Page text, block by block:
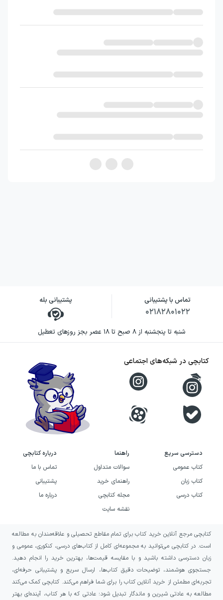
تماس با پشتیبانی
۰۲۱۸۲۸۰۱۰۲۲
پشتیبانی بله
شنبه تا پنجشنبه از ۸ صبح تا ۱۸ عصر بجز روزهای تعطیل
دسترسی سریع
کتاب عمومی
کتاب زبان
کتاب درسی
راهنما
سوالات متداول
راهنمای خرید
مجله کتابچی
نقشه سایت
درباره کتابچی
تماس با ما
پشتیبانی
درباره ما
کتابچی در شبکه‌های اجتماعی
کتابچی مرجع آنلاین خرید کتاب برای تمام مقاطع تحصیلی و علاقه‌مندان به مطالعه
است. در کتابچی می‌توانید به مجموعه‌ای کامل از کتاب‌های درسی، کنکوری، عمومی و
زبان دسترسی داشته باشید و با مقایسه قیمت‌ها، بهترین خرید را انجام دهید.
جستجوی هوشمند، توضیحات دقیق کتاب‌ها، ارسال سریع و پشتیبانی حرفه‌ای،
تجربه‌ای مطمئن از خرید آنلاین کتاب را برای شما فراهم می‌کند. کتابچی کمک می‌کند
مطالعه به عادتی شیرین و ماندگار تبدیل شود؛ عادتی که با هر کتاب، آینده‌ای بهتر